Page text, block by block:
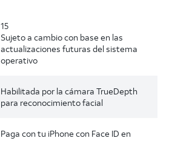
15
Sujeto a cambio con base en las
actualizaciones futuras del sistema
operativo
Habilitada por la cámara TrueDepth
para reconocimiento facial
Paga con tu iPhone con Face ID en